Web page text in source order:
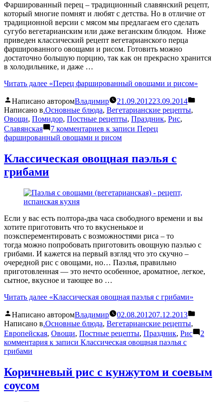
Фаршированный перец – традиционный славянский рецепт,
который многие помнят и любят с детства. Но в отличие от
традиционной версии с мясом мы предлагаем его сделать
сугубо вегетарианским или даже веганским блюдом. Ниже
приведен классический рецепт вегетарианского перца
фаршированного овощами и рисом. Готовить можно
достаточно большую порцию, так как он прекрасно хранится
в холодильнике, и даже …
Читать далее «Перец фаршированный овощами и рисом»
Написано авторомВладимир 21.09.201223.09.2014
Написано в.Основные блюда, Вегетарианские рецепты,
Овощи, Помидор, Постные рецепты, Праздник, Рис,
Славянская
7 комментариев к записи Перец
фаршированный овощами и рисом
Классическая овощная паэлья с
грибами
Если у вас есть полтора-два часа свободного времени и вы
хотите приготовить что то вкусненькое и
поэксперементировать с возможностями риса – то
тогда можно попробовать приготовить овощную паэлью с
грибами. И кажется на первый взгляд что это скучно –
очередной рис с овощами, но… Паэлья, правильно
приготовленная — это нечто особенное, ароматное, легкое,
сытное, вкусное и тающее во …
Читать далее «Классическая овощная паэлья с грибами»
Написано авторомВладимир 02.08.201207.12.2013
Написано в.Основные блюда, Вегетарианские рецепты,
Европейская, Овощи, Постные рецепты, Праздник, Рис
2
комментария к записи Классическая овощная паэлья с
грибами
Коричневый рис с кунжутом и соевым
соусом